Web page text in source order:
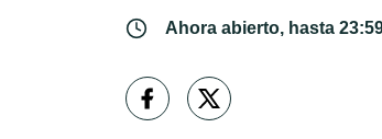
Ahora abierto, hasta